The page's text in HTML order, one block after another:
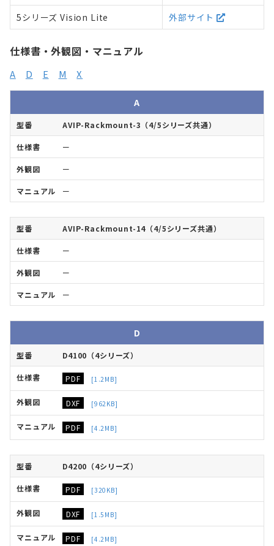
5シリーズ Vision Lite
外部サイト
仕様書・外観図・マニュアル
A D E M X
番
様
観
図
ニ
ュ
ア
A
AVIP-Rackmount-3（4/5シリーズ共通）
ー
ー
ー
AVIP-Rackmount-14（4/5シリーズ共通）
ー
ー
ー
D
D4100（4シリーズ）
PDF [1.2MB]
DXF [962KB]
PDF [4.2MB]
D4200（4シリーズ）
PDF [320KB]
DXF [1.5MB]
PDF [4.2MB]